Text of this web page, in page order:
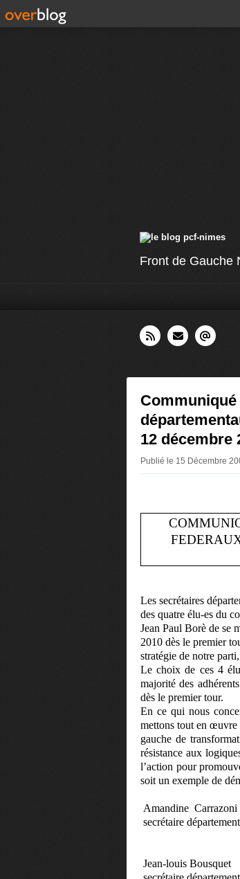
Front de Gauche
12 décembre
Publié le 15 Décembre
Les secrétaires
des quatre élu-es du
Jean Paul Borè de se
2010 dès le premier
stratégie de notre
Le choix de ces 4
majorité des
dès le premier tour.
En ce qui nous
mettons tout en œuvre
gauche de
résistance aux
l’action pour
soit un exemple de
Amandine Carrazoni
secrétaire
Jean-louis Bousquet